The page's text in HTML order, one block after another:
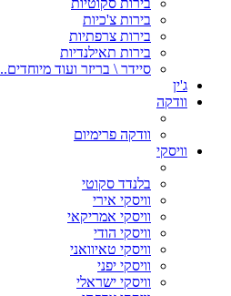
בירות סקוטיות
בירות צ'כיות
בירות צרפתיות
בירות תאילנדיות
סיידר \ בריזר ועוד מיוחדים..
ג'ין
וודקה
וודקה פרימיום
וויסקי
בלנדד סקוטי
וויסקי אירי
וויסקי אמריקאי
וויסקי הודי
וויסקי טאיוואני
וויסקי יפני
וויסקי ישראלי